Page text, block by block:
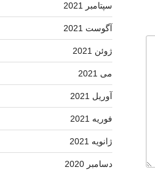
سپتامبر 2021
آگوست 2021
ژوئن 2021
می 2021
آوریل 2021
فوریه 2021
ژانویه 2021
دسامبر 2020